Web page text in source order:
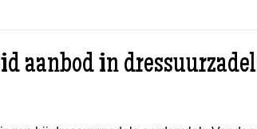
aanbod in